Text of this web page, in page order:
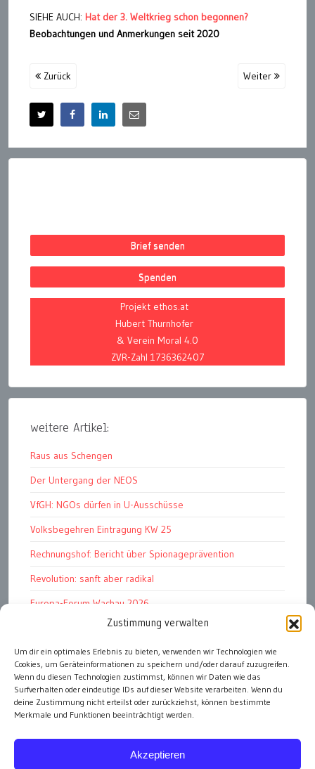
Zustimmung verwalten
Um dir ein optimales Erlebnis zu bieten, verwenden wir Technologien wie
Cookies, um Geräteinformationen zu speichern und/oder darauf zuzugreifen.
Wenn du diesen Technologien zustimmst, können wir Daten wie das
Surfverhalten oder eindeutige IDs auf dieser Website verarbeiten. Wenn du
deine Zustimmung nicht erteilst oder zurückziehst, können bestimmte
Merkmale und Funktionen beeinträchtigt werden.
Akzeptieren
SIEHE AUCH: Hat der 3. Weltkrieg schon begonnen?
Beobachtungen und Anmerkungen seit 2020
Zurück Weiter
Brief senden
Spenden
Projekt ethos.at
Hubert Thurnhofer
& Verein Moral 4.0
ZVR-Zahl 1736362407
weitere Artikel:
Raus aus Schengen
Der Untergang der NEOS
VfGH: NGOs dürfen in U-Ausschüsse
Volksbegehren Eintragung KW 25
Rechnungshof: Bericht über Spionageprävention
Revolution: sanft aber radikal
Europa-Forum Wachau 2026
Amnesty Report 2025/26
Attac kritisiert neues EU-Rüstungspaket
Ungarn ist demokratischer als Österreich
alle Artikel